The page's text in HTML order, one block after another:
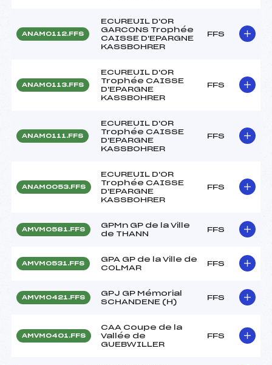
ANAM0112.FFS
ECUREUIL D'OR
GARCONS Trophée
CAISSE D'EPARGNE
KASSBOHRER
FFS
ANAM0113.FFS
ECUREUIL D'OR
Trophée CAISSE
D'EPARGNE
KASSBOHRER
FFS
ANAM0111.FFS
ECUREUIL D'OR
Trophée CAISSE
D'EPARGNE
KASSBOHRER
FFS
ANAM0053.FFS
ECUREUIL D'OR
Trophée CAISSE
D'EPARGNE
KASSBOHRER
FFS
AMVM0581.FFS
GPMn GP de la Ville
de THANN
FFS
AMVM0531.FFS
GPA GP de la Ville de
COLMAR
FFS
AMVM0421.FFS
GPJ GP Mémorial
SCHANDENE (H)
FFS
AMVM0401.FFS
CAA Coupe de la
Vallée de
GUEBWILLER
FFS